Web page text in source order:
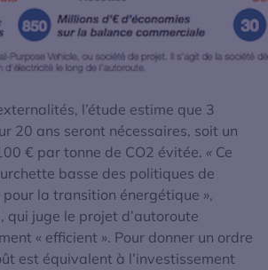
l’étude estime que 3
20 ans seront nécessaires, soit un
€ par tonne de CO2 évitée. « Ce
basse des politiques de
la transition énergétique »,
qui juge le projet d’autoroute
« efficient ». Pour donner un ordre
est équivalent à l’investissement